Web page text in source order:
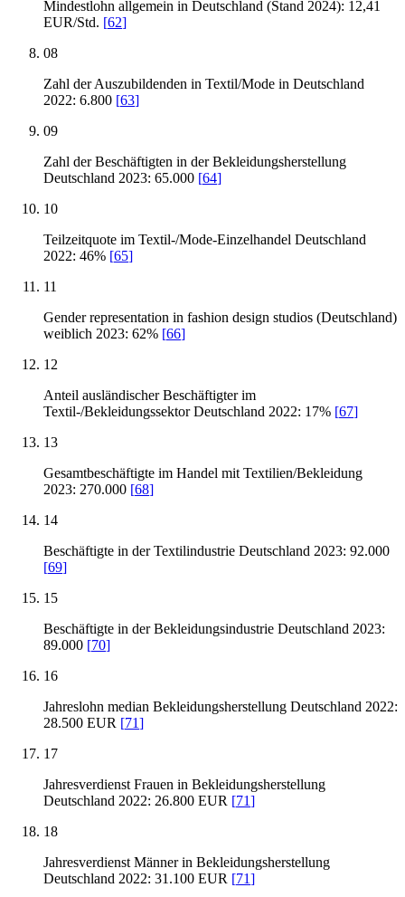
Mindestlohn allgemein in Deutschland (Stand 2024): 12,41
EUR/Std. [62]
08
Zahl der Auszubildenden in Textil/Mode in Deutschland
2022: 6.800 [63]
09
Zahl der Beschäftigten in der Bekleidungsherstellung
Deutschland 2023: 65.000 [64]
10
Teilzeitquote im Textil-/Mode-Einzelhandel Deutschland
2022: 46% [65]
11
Gender representation in fashion design studios (Deutschland)
weiblich 2023: 62% [66]
12
Anteil ausländischer Beschäftigter im
Textil-/Bekleidungssektor Deutschland 2022: 17% [67]
13
Gesamtbeschäftigte im Handel mit Textilien/Bekleidung
2023: 270.000 [68]
14
Beschäftigte in der Textilindustrie Deutschland 2023: 92.000
[69]
15
Beschäftigte in der Bekleidungsindustrie Deutschland 2023:
89.000 [70]
16
Jahreslohn median Bekleidungsherstellung Deutschland 2022:
28.500 EUR [71]
17
Jahresverdienst Frauen in Bekleidungsherstellung
Deutschland 2022: 26.800 EUR [71]
18
Jahresverdienst Männer in Bekleidungsherstellung
Deutschland 2022: 31.100 EUR [71]